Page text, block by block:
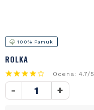
100% Pamuk
ROLKA
Ocena: 4.7/5
- +